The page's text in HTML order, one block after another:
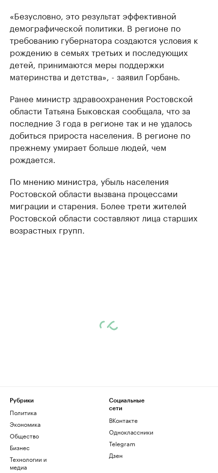
«Безусловно, это результат эффективной
демографической политики. В регионе по
требованию губернатора создаются условия к
рождению в семьях третьих и последующих
детей, принимаются меры поддержки
материнства и детства», - заявил Горбань.
Ранее министр здравоохранения Ростовской
области Татьяна Быковская сообщала, что за
последние 3 года в регионе так и не удалось
добиться прироста населения. В регионе по
прежнему умирает больше людей, чем
рождается.
По мнению министра, убыль населения
Ростовской области вызвана процессами
миграции и старения. Более трети жителей
Ростовской области составляют лица старших
возрастных групп.
Рубрики
Политика
Экономика
Общество
Бизнес
Технологии и
медиа
Социальные
сети
ВКонтакте
Одноклассники
Telegram
Дзен